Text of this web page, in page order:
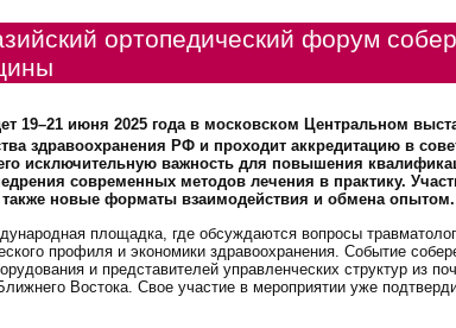
ортопедический форум
19–21 июня 2025 года в московском Центральном
здравоохранения РФ и проходит аккредитацию в
исключительную важность для повышения
современных методов лечения в практику.
новые форматы взаимодействия и обмена опытом.
площадка, где обсуждаются вопросы
профиля и экономики здравоохранения. Событие
и представителей управленческих структур из
Востока. Свое участие в мероприятии уже